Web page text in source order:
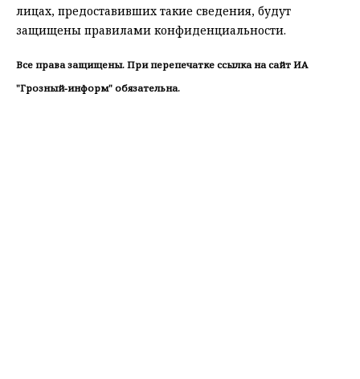
лицах, предоставивших такие сведения, будут
защищены правилами конфиденциальности.
Все права защищены. При перепечатке ссылка на сайт ИА
"Грозный-информ" обязательна.